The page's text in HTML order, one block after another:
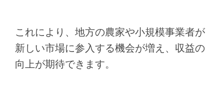
これにより、地方の農家や小規模事業者が
新しい市場に参入する機会が増え、収益の
向上が期待できます。